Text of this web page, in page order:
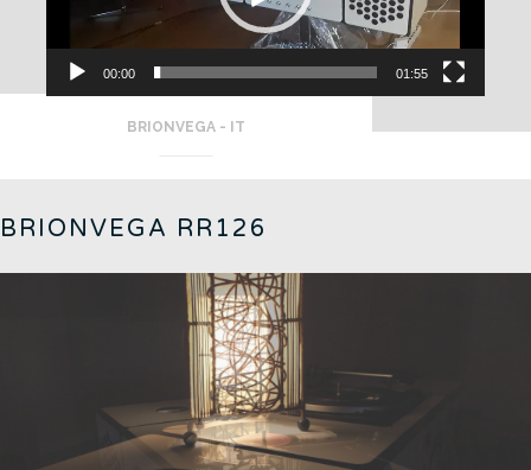
00:00 01:55
BRIONVEGA - IT
BRIONVEGA RR126